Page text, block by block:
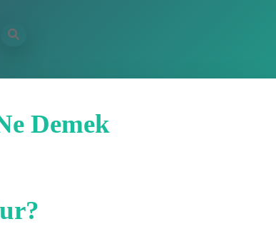
Demek